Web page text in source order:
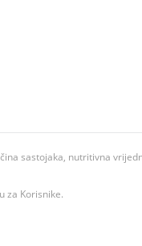
sastojaka, nutritivna
za Korisnike.